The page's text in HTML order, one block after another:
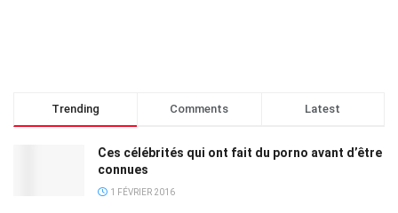
Trending Comments Latest
Ces célébrités qui ont fait du porno avant d’être
connues
1 FÉVRIER 2016